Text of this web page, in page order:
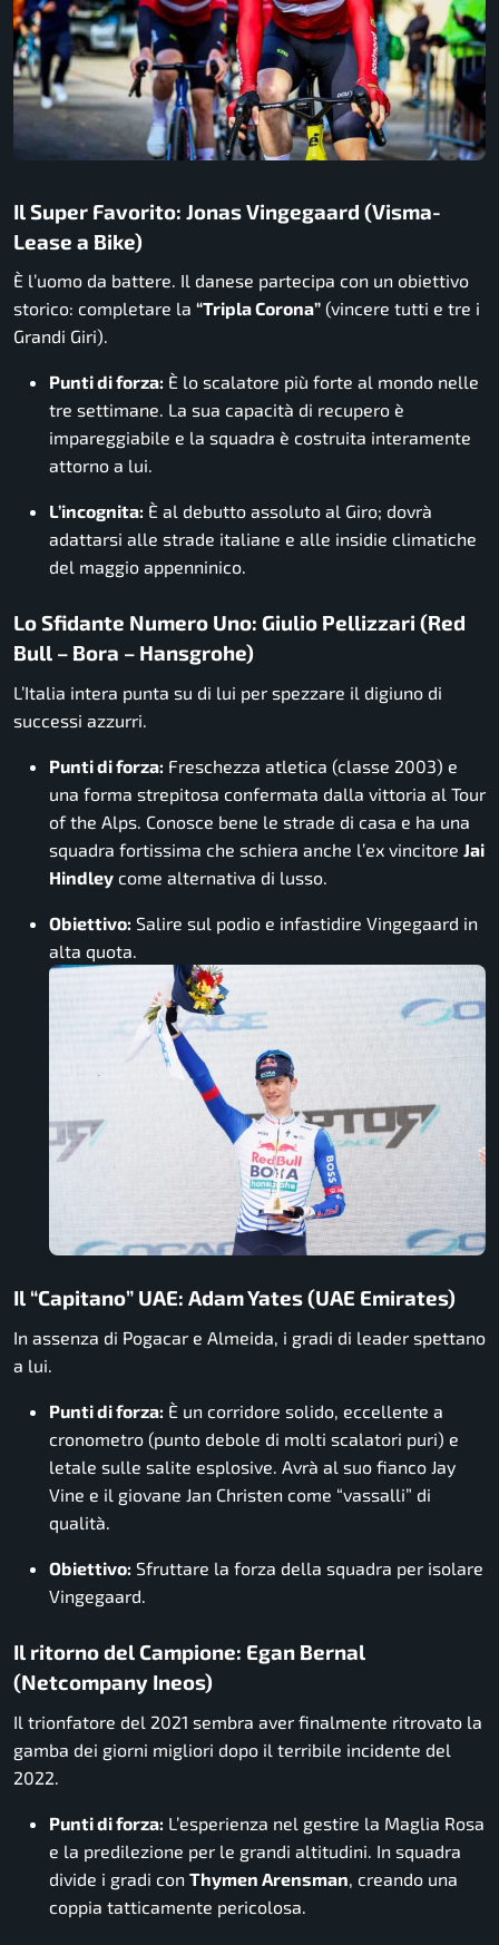
Il Super Favorito: Jonas Vingegaard (Visma-
Lease a Bike)
È l’uomo da battere. Il danese partecipa con un obiettivo
storico: completare la “Tripla Corona” (vincere tutti e tre i
Grandi Giri).
Punti di forza: È lo scalatore più forte al mondo nelle
tre settimane. La sua capacità di recupero è
impareggiabile e la squadra è costruita interamente
attorno a lui.
L’incognita: È al debutto assoluto al Giro; dovrà
adattarsi alle strade italiane e alle insidie climatiche
del maggio appenninico.
Lo Sfidante Numero Uno: Giulio Pellizzari (Red
Bull – Bora – Hansgrohe)
L’Italia intera punta su di lui per spezzare il digiuno di
successi azzurri.
Punti di forza: Freschezza atletica (classe 2003) e
una forma strepitosa confermata dalla vittoria al Tour
of the Alps. Conosce bene le strade di casa e ha una
squadra fortissima che schiera anche l’ex vincitore Jai
Hindley come alternativa di lusso.
Obiettivo: Salire sul podio e infastidire Vingegaard in
alta quota.
Il “Capitano” UAE: Adam Yates (UAE Emirates)
In assenza di Pogacar e Almeida, i gradi di leader spettano
a lui.
Punti di forza: È un corridore solido, eccellente a
cronometro (punto debole di molti scalatori puri) e
letale sulle salite esplosive. Avrà al suo fianco Jay
Vine e il giovane Jan Christen come “vassalli” di
qualità.
Obiettivo: Sfruttare la forza della squadra per isolare
Vingegaard.
Il ritorno del Campione: Egan Bernal
(Netcompany Ineos)
Il trionfatore del 2021 sembra aver finalmente ritrovato la
gamba dei giorni migliori dopo il terribile incidente del
2022.
Punti di forza: L’esperienza nel gestire la Maglia Rosa
e la predilezione per le grandi altitudini. In squadra
divide i gradi con Thymen Arensman , creando una
coppia tatticamente pericolosa.